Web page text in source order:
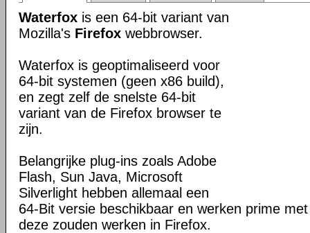
Waterfox is een 64-bit variant van
Mozilla's Firefox webbrowser.
Waterfox is geoptimaliseerd voor
64-bit systemen (geen x86 build),
en zegt zelf de snelste 64-bit
variant van de Firefox browser te
zijn.
Belangrijke plug-ins zoals Adobe
Flash, Sun Java, Microsoft
Silverlight hebben allemaal een
64-Bit versie beschikbaar en werken prime
deze zouden werken in Firefox.